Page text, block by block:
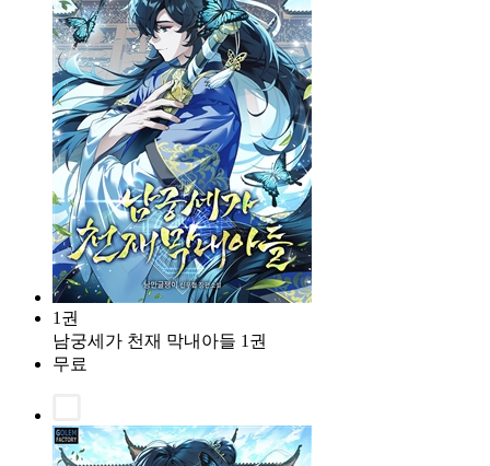
1권
남궁세가 천재 막내아들 1권
무료